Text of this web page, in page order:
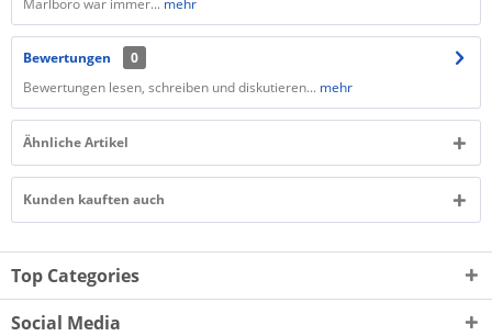
Marlboro war immer... mehr
Bewertungen
0
Bewertungen lesen, schreiben und diskutieren... mehr
Ähnliche Artikel
Kunden kauften auch
Top Categories
Social Media